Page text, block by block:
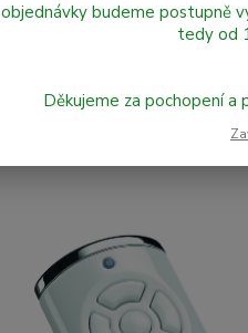
ovladače Hörmann
ovladač
BiSecur
budeme postupně
tedy od
Děkujeme za pochopení a